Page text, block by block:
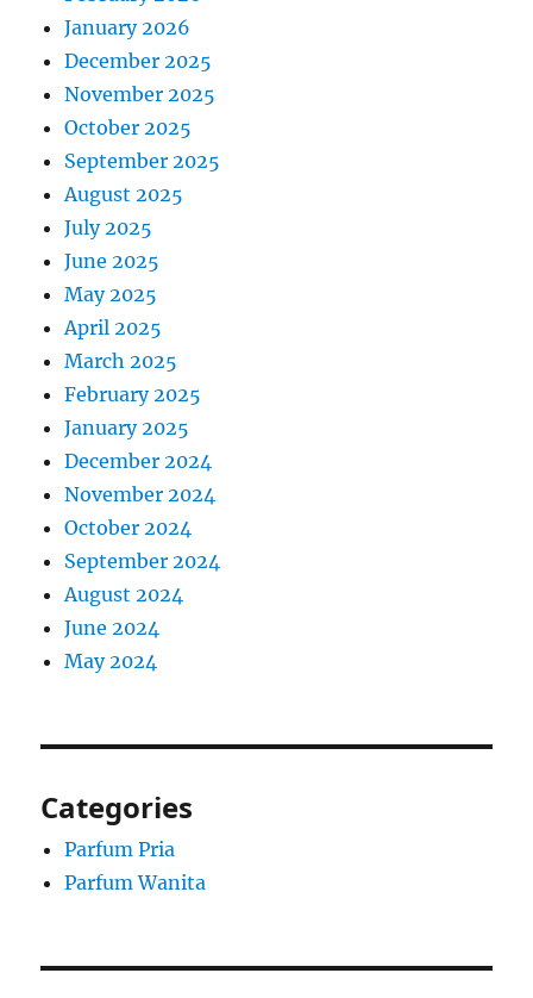
January 2026
December 2025
November 2025
October 2025
September 2025
August 2025
July 2025
June 2025
May 2025
April 2025
March 2025
February 2025
January 2025
December 2024
November 2024
October 2024
September 2024
August 2024
June 2024
May 2024
Categories
Parfum Pria
Parfum Wanita